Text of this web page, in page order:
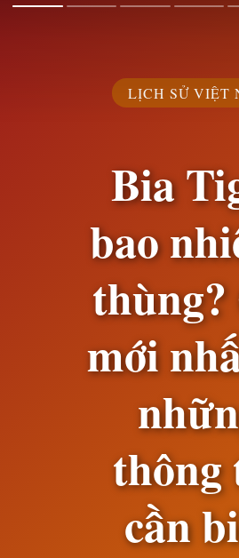
LỊCH SỬ VIỆT
Bia
bao
mới
cần